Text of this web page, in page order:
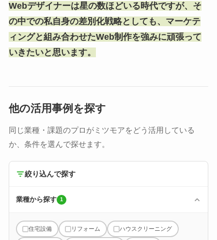
Webデザイナーは星の数ほどいる時代ですが、そ
の中での私自身の差別化戦略としても、マーケテ
ィングと組み合わせたWeb制作を強みに頑張って
いきたいと思います。
他の活用事例を探す
同じ業種・課題のプロがミツモアをどう活用している
か、条件を選んで探せます。
絞り込んで探す
業種から探す 1
住宅設備 リフォーム ハウスクリーニング